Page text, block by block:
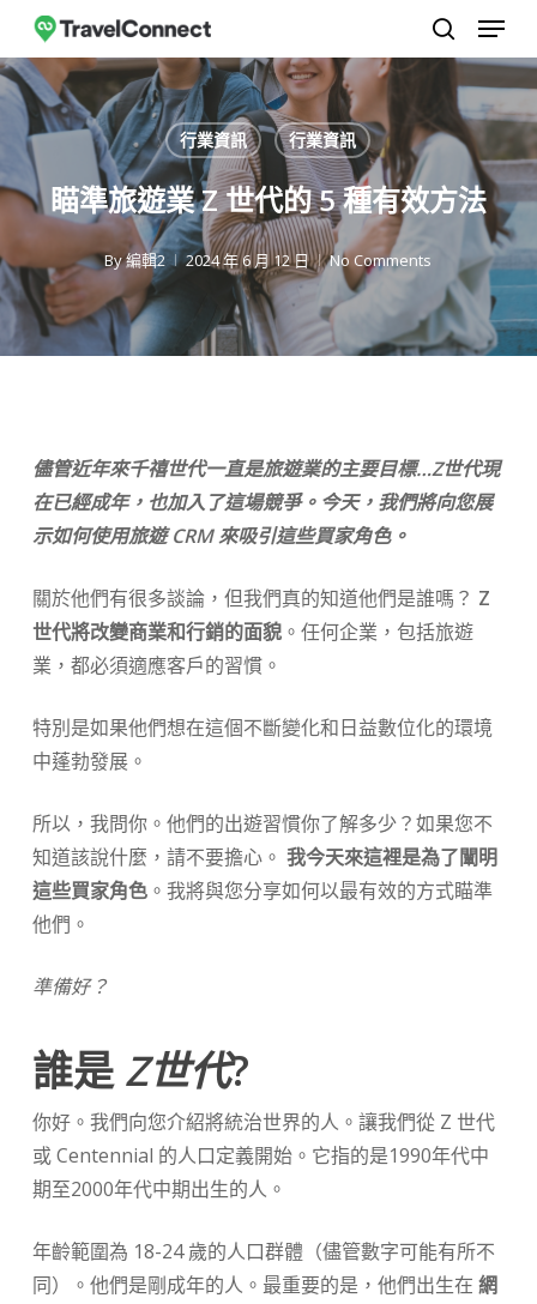
主
容
搜尋
選單
行業資訊 行業資訊
瞄準旅遊業 Z 世代的 5 種有效方法
By編輯2 2024 年 6 月 12 日 No Comments
儘管近年來千禧世代一直是旅遊業的主要目標…Z世代現
在已經成年，也加入了這場競爭。今天，我們將向您展
示如何使用旅遊 CRM 來吸引這些買家角色。
關於他們有很多談論，但我們真的知道他們是誰嗎？ Z
世代將改變商業和行銷的面貌。任何企業，包括旅遊
業，都必須適應客戶的習慣。
特別是如果他們想在這個不斷變化和日益數位化的環境
中蓬勃發展。
所以，我問你。他們的出遊習慣你了解多少？如果您不
知道該說什麼，請不要擔心。 我今天來這裡是為了闡明
這些買家角色。我將與您分享如何以最有效的方式瞄準
他們。
準備好？
誰是Z世代?
你好。我們向您介紹將統治世界的人。讓我們從 Z 世代
或 Centennial 的人口定義開始。它指的是1990年代中
期至2000年代中期出生的人。
年齡範圍為 18-24 歲的人口群體（儘管數字可能有所不
同）。他們是剛成年的人。最重要的是，他們出生在 網
閉
選
單